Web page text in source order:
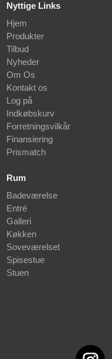
Nyttige Links
Hjem
Produkter
Tilbud
Nyheder
Om Os
Kontakt os
Log på
Indkøbskurv
Forretningsvilkår
Finansiering
Prismatch
Rum
Badeværelse
Entré
Galleri
Køkken
Soveværelset
Spisestue
Stuen